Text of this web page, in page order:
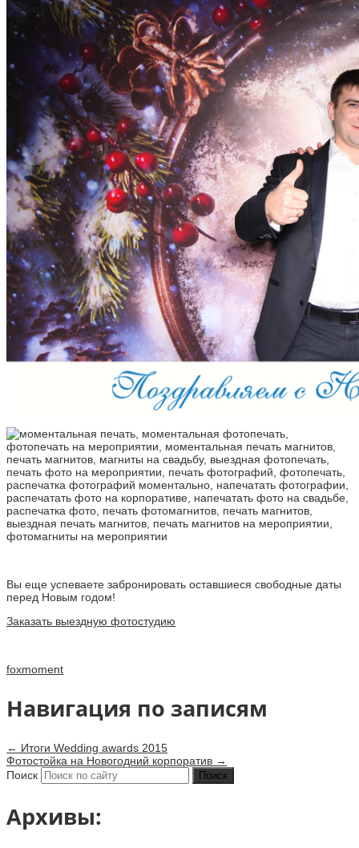
Вы еще успеваете забронировать оставшиеся свободные даты
перед Новым годом!
Заказать выездную фотостудию
foxmoment
Навигация по записям
← Итоги Wedding awards 2015
Фотостойка на Новогодний корпоратив →
Поиск
Архивы: